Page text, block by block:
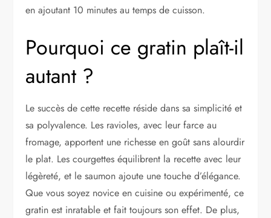
en ajoutant 10 minutes au temps de cuisson.
Pourquoi ce gratin plaît-il
autant ?
Le succès de cette recette réside dans sa simplicité et
sa polyvalence. Les ravioles, avec leur farce au
fromage, apportent une richesse en goût sans alourdir
le plat. Les courgettes équilibrent la recette avec leur
légèreté, et le saumon ajoute une touche d’élégance.
Que vous soyez novice en cuisine ou expérimenté, ce
gratin est inratable et fait toujours son effet. De plus,